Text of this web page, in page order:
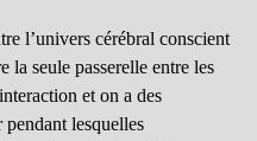
l’univers cérébral conscient
la seule passerelle entre les
et on a des
pendant lesquelles